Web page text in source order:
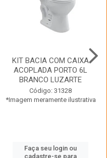
KIT BACIA COM CAIXA
ACOPLADA PORTO 6L
BRANCO LUZARTE
Código: 31328
*Imagem meramente ilustrativa
Faça seu login ou
cadastre-se para